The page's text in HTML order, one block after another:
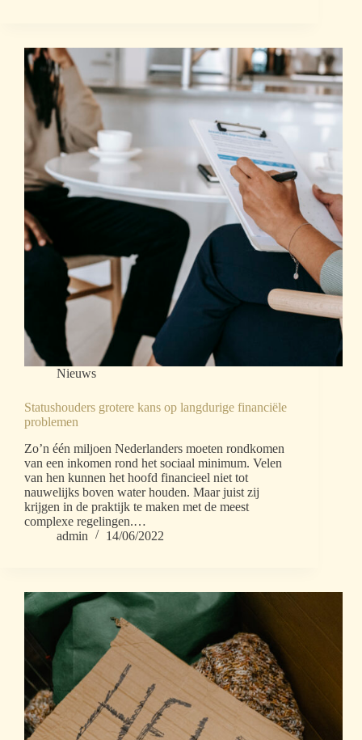
Nieuws
Statushouders grotere kans op langdurige financiële
problemen
Zo’n één miljoen Nederlanders moeten rondkomen
van een inkomen rond het sociaal minimum. Velen
van hen kunnen het hoofd financieel niet tot
nauwelijks boven water houden. Maar juist zij
krijgen in de praktijk te maken met de meest
complexe regelingen.…
admin
14/06/2022